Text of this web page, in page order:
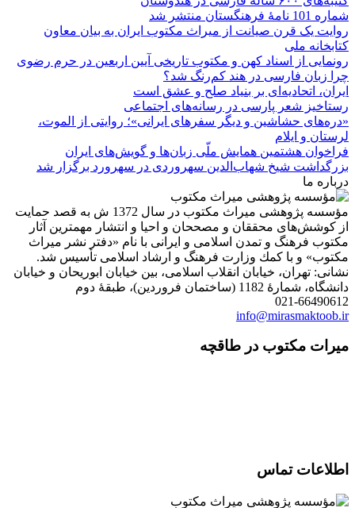
شماره 101 نامۀ فرهنگستان منتشر شد
روایت یک قرن صیانت از میراث مکتوب ایران به بیان معاون
کتابخانه ملی
رونمایی از اسناد کهن و مکتوب تاریخی آیین اربعین در حرم رضوی
چرا زبان فارسی در هند کم‌رنگ شد؟
ایران، اتحادیه‌ای بر بنیاد صلح و عشق است
رستاخیز شعر پارسی در رسانه‌های اجتماعی
«دره‌های حشاشین و دیگر سفرهای ایرانی»؛ روایتی از الموت،
لرستان و ایلام
فراخوان هشتمین همایش ملّی زبان‌ها و گویش‌های ایران
بزرگداشت شیخ شهاب‌الدین سهروردی در سهرورد برگزار شد
درباره ما
مؤسسه پژوهشی میراث مكتوب در سال 1372 ش به قصد حمایت
از كوشش‌های محققان و مصححان و احیا و انتشار مهمترین آثار
مكتوب فرهنگ و تمدن اسلامی و ایرانی با نام «دفتر نشر میراث
مكتوب» و با كمك وزارت فرهنگ و ارشاد اسلامی تأسیس شد.
نشانی: تهران، خیابان انقلاب اسلامی، بین خیابان ابوریحان و خیابان
دانشگاه، شمارۀ 1182 (ساختمان فروردین)، طبقۀ دوم
021-66490612
info@mirasmaktoob.ir
میرات مکتوب در طاقچه
اطلاعات تماس